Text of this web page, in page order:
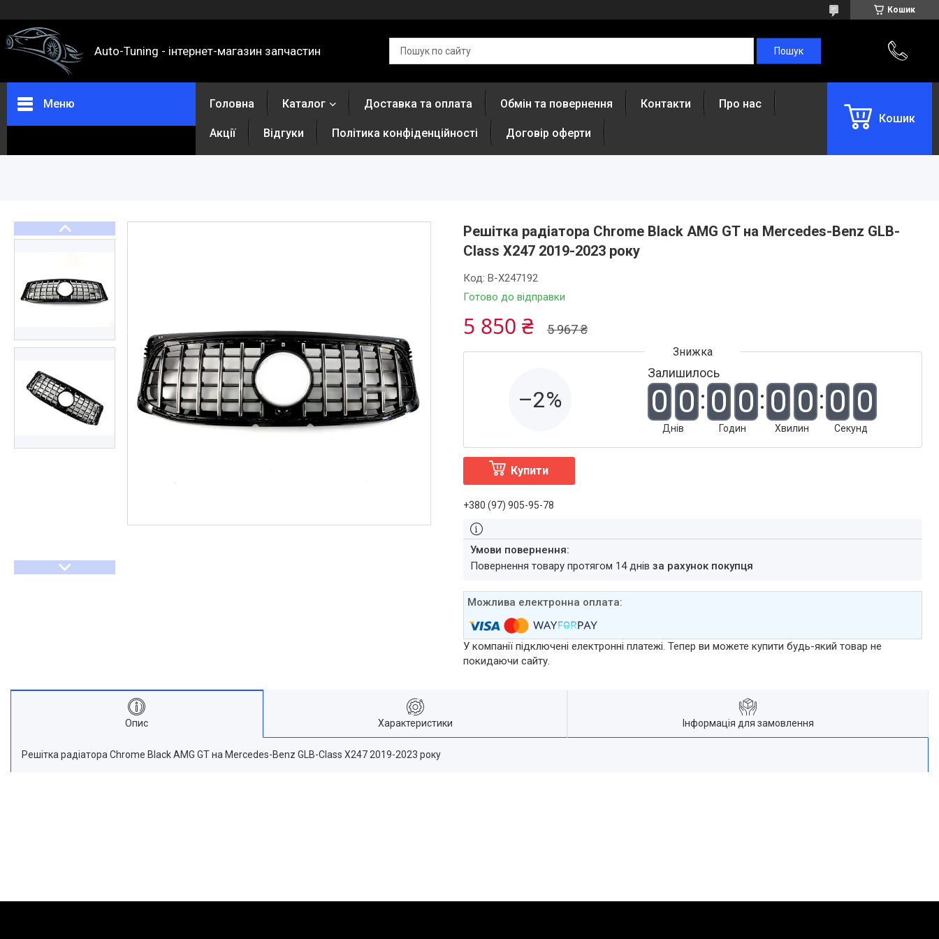
Кошик
Auto-Tuning - інтернет-магазин запчастин
Меню
Повернення та обмін
Акції
Політика конфіденційності
Головна Каталог Доставка та оплата Обмін та повернення Контакти Про нас
Акції Відгуки Політика конфіденційності Договір оферти
Кошик
Решітка радіатора Chrome Black AMG GT на Mercedes-Benz GLB-
Class X247 2019-2023 року
Готово до відправки
Код: B-X247192
5 967 ₴
5 850 ₴
–2%
Залишилось
0 0
Днів
0 0
Годин
0 0
Хвилин
0 0
Секунд
Купити
+380 (97) 905-95-78
повернення товару протягом 14 днів за рахунок покупця
У компанії підключені електронні платежі. Тепер ви можете купити будь-який товар не
покидаючи сайту.
Опис Характеристики Інформація для замовлення
Решітка радіатора Chrome Black AMG GT на Mercedes-Benz GLB-Class X247 2019-2023 року